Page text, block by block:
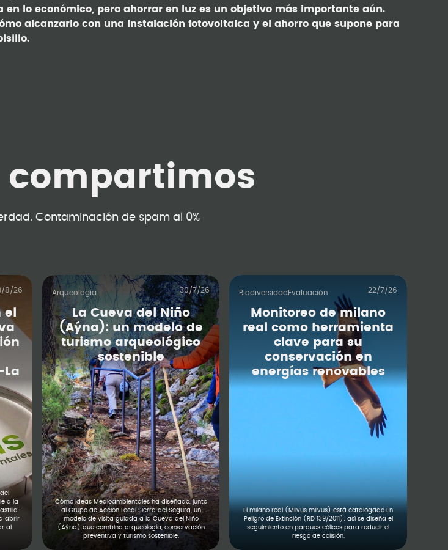
en lo económico, pero ahorrar en luz es un objetivo más importante aún.
alcanzarlo con una instalación fotovoltaica y el ahorro que supone para
compartimos
Contaminación de spam al 0%
8/26
La
a la
abrir
al
Arqueología 30/7/26
La Cueva del Niño
(Aýna): un modelo de
turismo arqueológico
sostenible
Cómo Ideas Medioambientales ha diseñado, junto
al Grupo de Acción Local Sierra del Segura, un
modelo de visita guiada a la Cueva del Niño
(Aýna) que combina arqueología, conservación
preventiva y turismo sostenible.
Biodiversidad Evaluación 22/7/26
Monitoreo de milano
real como herramienta
clave para su
conservación en
energías renovables
El milano real (Milvus milvus) está catalogado En
Peligro de Extinción (RD 139/2011): así se diseña el
seguimiento en parques eólicos para reducir el
riesgo de colisión.